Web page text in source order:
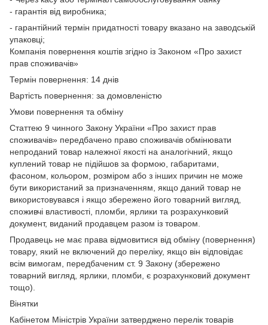
- гарантія від виробника;
- гарантійний термін придатності товару вказано на заводській
упаковці;
Компанія повернення коштів згідно із Законом «Про захист
прав споживачів»
Термін повернення: 14 днів
Вартість повернення: за домовленістю
Умови повернення та обміну
Статтею 9 чинного Закону України «Про захист прав
споживачів» передбачено право споживачів обмінювати
непроданий товар належної якості на аналогічний, якщо
куплений товар не підійшов за формою, габаритами,
фасоном, кольором, розміром або з інших причин не може
бути використаний за призначенням, якщо даний товар не
використовувався і якщо збережено його товарний вигляд,
споживчі властивості, пломби, ярлики та розрахунковий
документ, виданий продавцем разом із товаром.
Продавець не має права відмовитися від обміну (повернення)
товару, який не включений до переліку, якщо він відповідає
всім вимогам, передбаченим ст. 9 Закону (збережено
товарний вигляд, ярлики, пломби, є розрахунковий документ
тощо).
Вінятки
Кабінетом Міністрів України затверджено перелік товарів